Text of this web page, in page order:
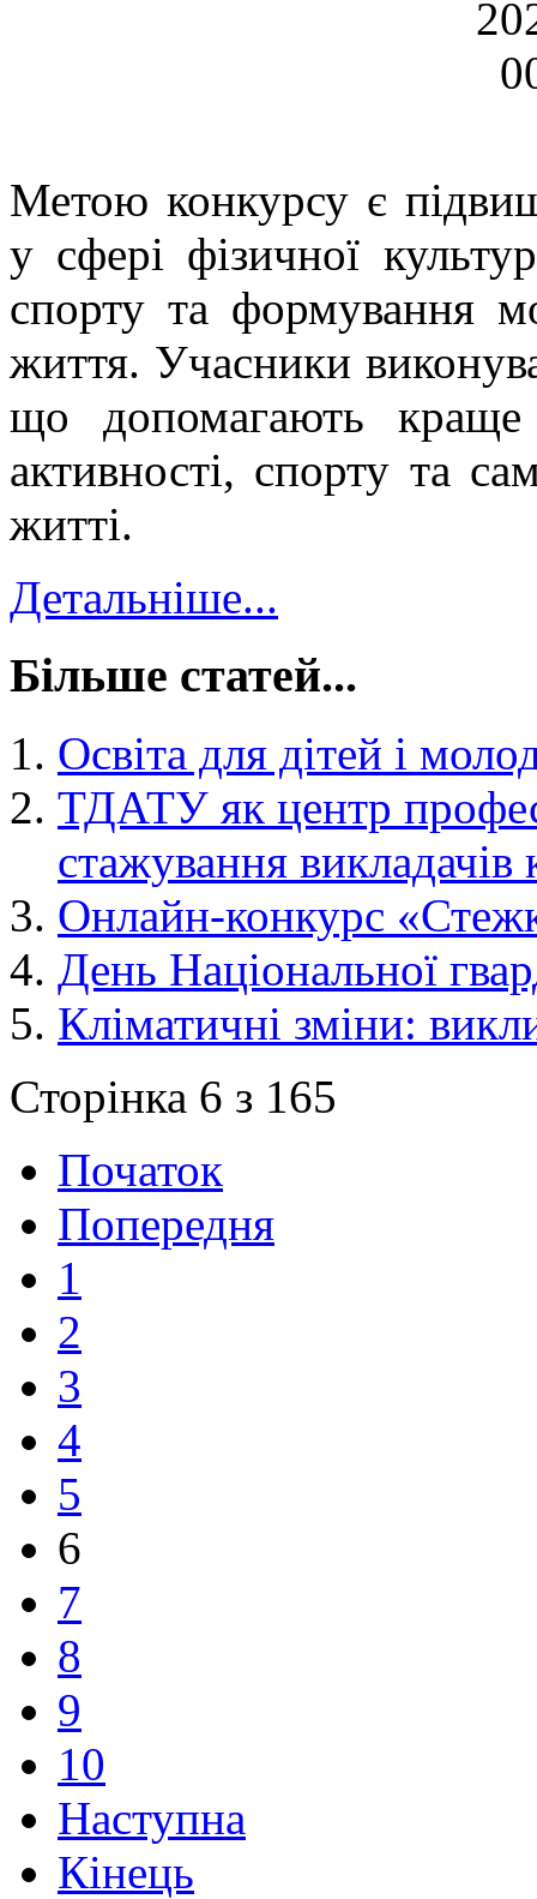
Метою конкурсу є
у сфері фізичної
спорту та формування
життя. Учасники
що допомагають краще
активності, спорту та
житті.
Детальніше...
Більше статей...
Освіта для дітей і
ТДАТУ як центр
стажування викладачів
Онлайн-конкурс
День Національної
Кліматичні зміни:
Сторінка 6 з 165
Початок
Попередня
1
2
3
4
5
6
7
8
9
10
Наступна
Кінець